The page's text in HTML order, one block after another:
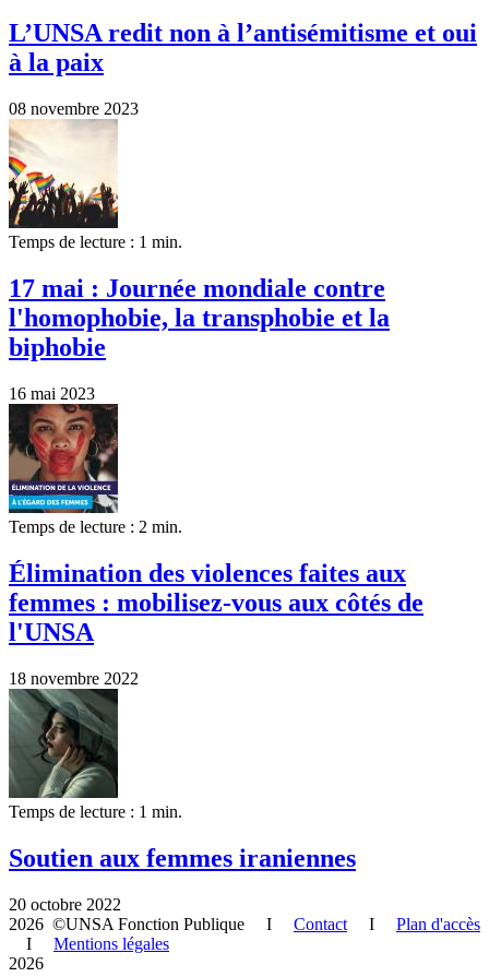
L’UNSA redit non à l’antisémitisme et oui
à la paix
08 novembre 2023
Temps de lecture : 1 min.
17 mai : Journée mondiale contre
l'homophobie, la transphobie et la
biphobie
16 mai 2023
Temps de lecture : 2 min.
Élimination des violences faites aux
femmes : mobilisez-vous aux côtés de
l'UNSA
18 novembre 2022
Temps de lecture : 1 min.
Soutien aux femmes iraniennes
20 octobre 2022
2026 ©UNSA Fonction Publique I Contact I Plan d'accès
I Mentions légales
2026